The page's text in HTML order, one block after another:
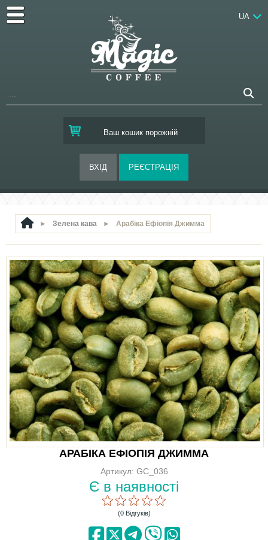
Ваш кошик порожній
UA
► Зелена кава ► Арабіка Ефіопія Джимма
АРАБІКА ЕФІОПІЯ ДЖИММА
Артикул: GC_036
Є в наявності
(0 Відгуків)